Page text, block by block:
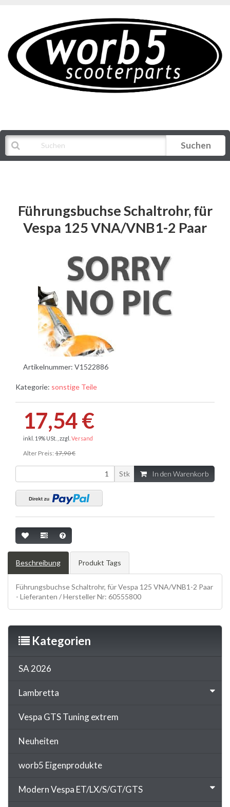
Suchen
Führungsbuchse Schaltrohr, für
Vespa 125 VNA/VNB1-2 Paar
Artikelnummer: V1522886
Kategorie: sonstige Teile
17,54 €
inkl. 19% USt. , zzgl. Versand
Alter Preis: 17,90 €
Stk In den Warenkorb
Beschreibung Produkt Tags
Führungsbuchse Schaltrohr, für Vespa 125 VNA/VNB1-2 Paar
- Lieferanten / Hersteller Nr: 60555800
Kategorien
SA 2026
Lambretta
Vespa GTS Tuning extrem
Neuheiten
worb5 Eigenprodukte
Modern Vespa ET/LX/S/GT/GTS